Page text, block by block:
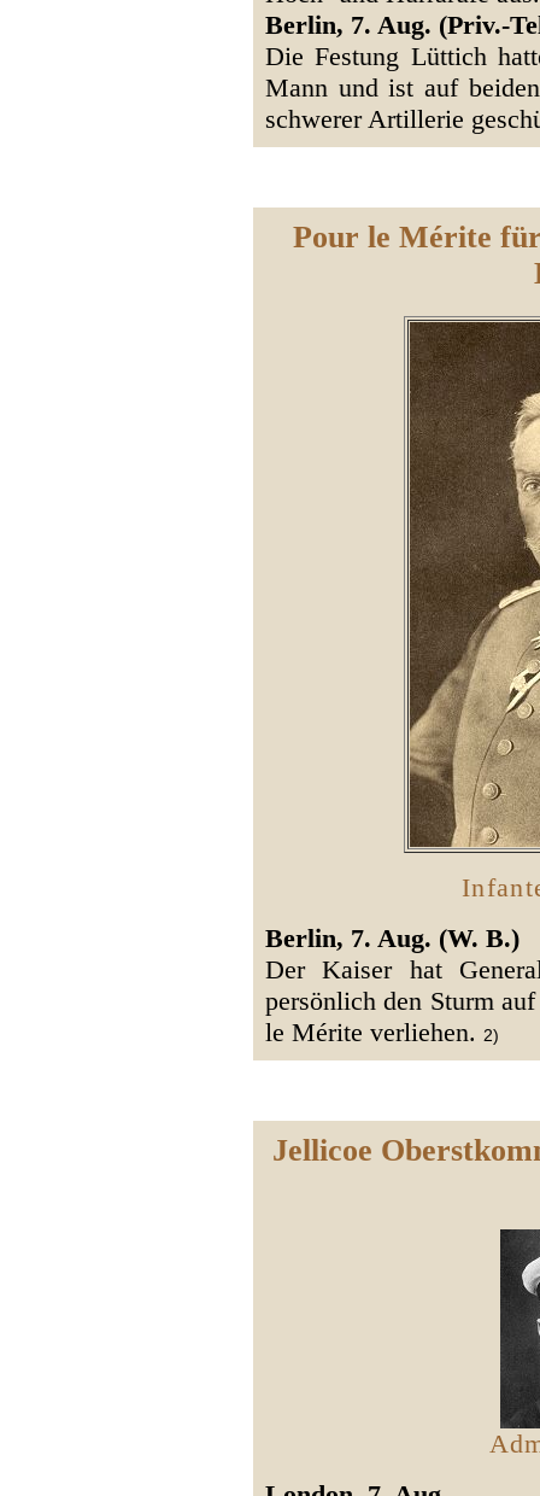
Berlin, 7. Aug. (Priv.-
Die Festung Lüttich
Mann und ist auf
schwerer Artillerie
Pour le Mérite
Berlin, 7. Aug. (W. B.)
Der Kaiser hat
persönlich den Sturm
le Mérite verliehen. 2)
Jellicoe